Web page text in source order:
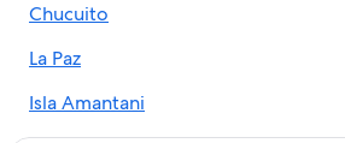
Chucuito
La Paz
Isla Amantani